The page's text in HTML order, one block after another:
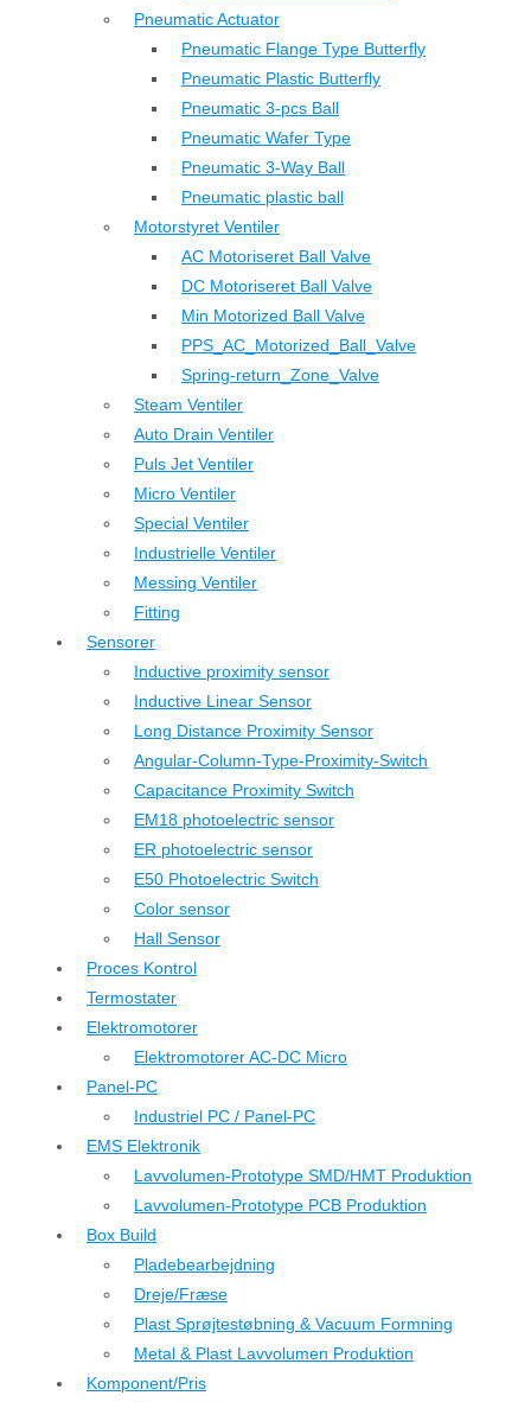
Pneumatic Actuator
Pneumatic Flange Type Butterfly
Pneumatic Plastic Butterfly
Pneumatic 3-pcs Ball
Pneumatic Wafer Type
Pneumatic 3-Way Ball
Pneumatic plastic ball
Motorstyret Ventiler
AC Motoriseret Ball Valve
DC Motoriseret Ball Valve
Min Motorized Ball Valve
PPS_AC_Motorized_Ball_Valve
Spring-return_Zone_Valve
Steam Ventiler
Auto Drain Ventiler
Puls Jet Ventiler
Micro Ventiler
Special Ventiler
Industrielle Ventiler
Messing Ventiler
Fitting
Sensorer
Inductive proximity sensor
Inductive Linear Sensor
Long Distance Proximity Sensor
Angular-Column-Type-Proximity-Switch
Capacitance Proximity Switch
EM18 photoelectric sensor
ER photoelectric sensor
E50 Photoelectric Switch
Color sensor
Hall Sensor
Proces Kontrol
Termostater
Elektromotorer
Elektromotorer AC-DC Micro
Panel-PC
Industriel PC / Panel-PC
EMS Elektronik
Lavvolumen-Prototype SMD/HMT Produktion
Lavvolumen-Prototype PCB Produktion
Box Build
Pladebearbejdning
Dreje/Fræse
Plast Sprøjtestøbning & Vacuum Formning
Metal & Plast Lavvolumen Produktion
Komponent/Pris